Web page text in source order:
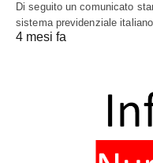
Di seguito un comunicato
sistema previdenziale
4 mesi fa